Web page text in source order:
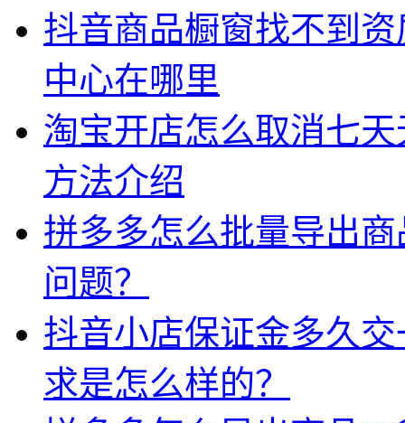
抖音商品橱窗找不到
中心在哪里
淘宝开店怎么取消七
方法介绍
拼多多怎么批量导出
问题？
抖音小店保证金多久
求是怎么样的？